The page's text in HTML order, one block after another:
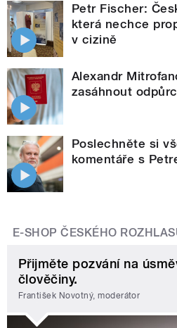
Petr Fischer:
která nechce
v cizině
Alexandr
zasáhnout
Poslechněte si
komentáře s
E-SHOP ČESKÉHO
Přijměte pozvání na
člověčiny.
František Novotný, moderátor